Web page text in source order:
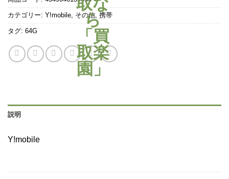
カテゴリー: Y!mobile その他 携帯
タグ: 64G
説明
Y!mobile